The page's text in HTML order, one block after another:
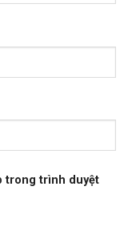
trong trình duyệt